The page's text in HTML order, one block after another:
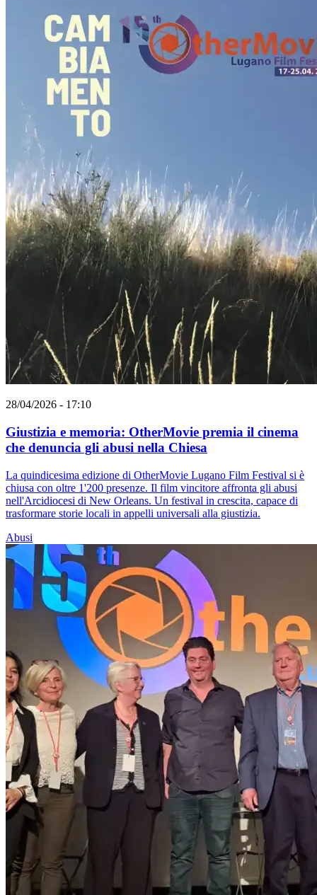
28/04/2026 - 17:10
Giustizia e memoria: OtherMovie premia il cinema
che denuncia gli abusi nella Chiesa
La quindicesima edizione di OtherMovie Lugano Film Festival si è
chiusa con oltre 1'200 presenze. Il film vincitore affronta gli abusi
nell'Arcidiocesi di New Orleans. Un festival in crescita, capace di
trasformare storie locali in appelli universali alla giustizia.
Abusi